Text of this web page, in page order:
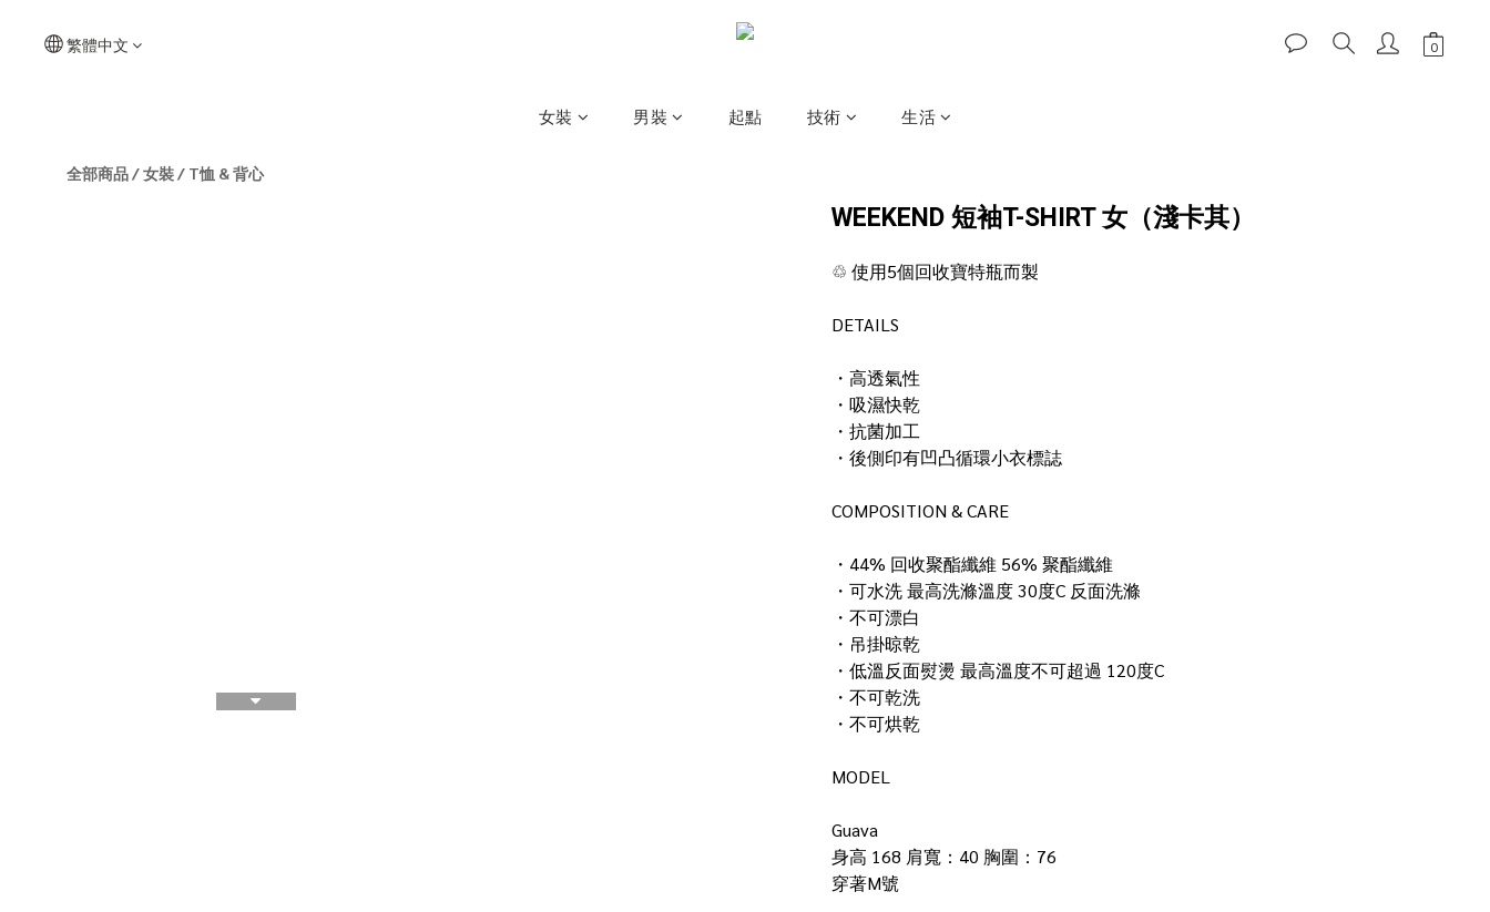
繁體中文
女裝 男裝 起點 技術 生活
全部商品/女裝/ T恤 & 背心
WEEKEND 短袖T-SHIRT 女（淺卡其）
♲ 使用5個回收寶特瓶而製
DETAILS
・高透氣性
・吸濕快乾
・抗菌加工
・後側印有凹凸循環小衣標誌
COMPOSITION & CARE
・44% 回收聚酯纖維 56% 聚酯纖維
・可水洗 最高洗滌溫度 30度C 反面洗滌
・不可漂白
・吊掛晾乾
・低溫反面熨燙 最高溫度不可超過 120度C
・不可乾洗
・不可烘乾
MODEL
Guava
身高 168 肩寬：40 胸圍：76
穿著M號
立即購買